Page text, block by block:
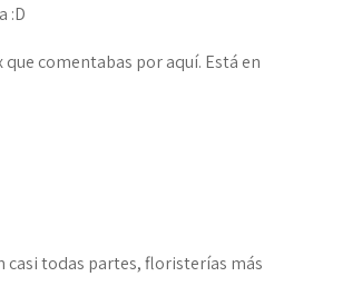
:D
comentabas por aquí. Está en
casi todas partes, floristerías más